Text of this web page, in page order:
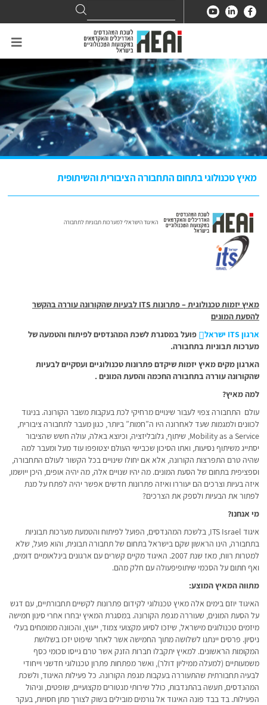
for:
Search
מאיץ טכנולוגי בתחום התחבורה הציבורית והשיתופית
האיגוד הישראלי למערכות תבוניות לתחבורה
מאיץ יזמות טכנולוגית – פתרונותITS לבעיות שהקורונה עוררה בהקשר
להסעת המונים
ארגון ITS ישראל
פועל במסגרת לשכת המהנדסים לפיתוח והטמעה של
מערכות תבוניות בתחבורה.
הארגון מקים מאיץ יזמות שיקדם פתרונות טכנולוגיים ועסקיים לבעיות
שהקורונה עוררה בתחבורה החכמה והסעת המונים .
למה מאיץ?
עולם התחבורה צפוי לעבור שינויים מרחיקי לכת בעקבות משבר הקורונה. בניגוד
לכוונים ולמגמות שעד לאחרונה היו ה”חמות” ביותר, כגון מעבר לתחבורה ציבורית,
Mobility as a Service, שיתוף, גלובליזציה, וכיוצא באלה, עולה חשש שהציבור
יסתייג משיתוף נסיעות, ואתו הסיכון שכבישי העולם יצטופפו עוד מעל ומעבר למה
שהיה טרם התפרצות הקורונה, אלא אם יחולו שינויים בכל הקשור לעולם התחבורה,
וספציפית בתחום של הסעת המונים. מה יהיו שנויים אלה, מה יהיה אופים, היכן ייושמו,
איזה בעיות וצרכים הם יעוררו ואיזה פתרונות חדשים אפשר יהיה לפתח על מנת
לפתור את הבעיות ולספק את הצרכים?
מי אנחנו?
איגוד ITS Israel, בלשכת המהנדסים, הפועל לפיתוח והטמעת מערכות תבוניות
בתחבורה, הינו הראשון שקם בישראל בתחום של תחבורה תבונית, והוא פועל, שלא
למטרות רווח, מאז שנת 2007. האיגוד מקיים קשרים עם ארגונים בינלאומיים דומים,
ואף חתום על הסכמי שיתופיפעולה עם חלק מהם.
מתווה המאיץ המוצע:
האיגוד יוזם בימים אלה מאיץ טכנולוגי לקידום פתרונות לקשיים תחבורתיים, עם דגש
על הסעת המונים, שעוררה מגפת הקורונה. במסגרת המאיץ יבחרו אחרי סינון חמישה
מיזמים טכנולוגים מישראל, שיזכו לסיוע מקצועי צמוד, ייעוץ, והכוונה ממומחים בעלי
ניסיון. פרסים יינתנו לשלושה מתוך החמישה אשר לאחר שיפוט יזכו בשלושת
המקומות הראשונים. למאיץ יתקבלו חברות הזנק אשר טרם גייסו סכומי כסף
משמעותיים (למעלה ממיליון דולר), ואשר מפתחות פתרון טכנולוגי חדשני וייחודי
לבעיה תחבורתית שהתעוררה בעקבות מגפת הקורונה. כל פעילות האיגוד, ולשכת
המהנדסים, תעשה בהתנדבות, כולל שירותי מנטורים מקצועיים, שופטים, וניהול
הפעילות. בד בבד פונה האיגוד אל גורמים מובילים בשוק לצורך מתן חסויות, בעקר